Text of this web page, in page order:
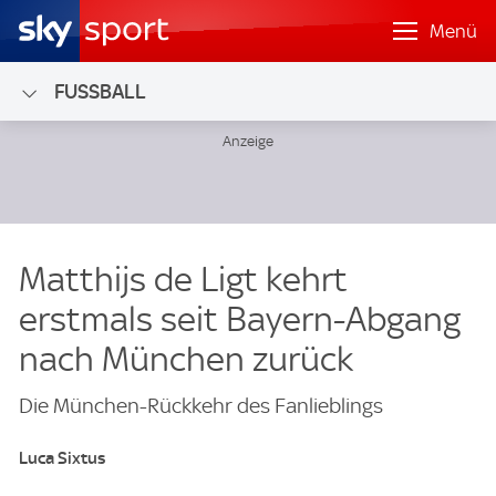
Menü
FUSSBALL
Matthijs de Ligt kehrt
erstmals seit Bayern-Abgang
nach München zurück
Die München-Rückkehr des Fanlieblings
Luca Sixtus